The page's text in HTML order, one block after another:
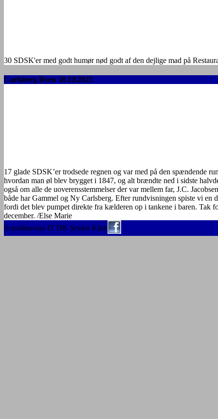
30 SDSK'er med godt humør nød godt af den dejlige mad på
Carlsberg Byen 30.10.2025
17 glade SDSK’er trodsede regnen og var med på den spændende
hvordan man øl blev brygget i 1847, og alt brændte ned i sidste
også om alle de uoverensstemmelser der var mellem far, J.C.
både har Gammel og Ny Carlsberg. Efter rundvisningen spiste vi
fordi det blev pumpet direkte fra kælderen op i tankene i baren. Tak
december. /Else Marie
Scandinavian IT DK Senior Klub